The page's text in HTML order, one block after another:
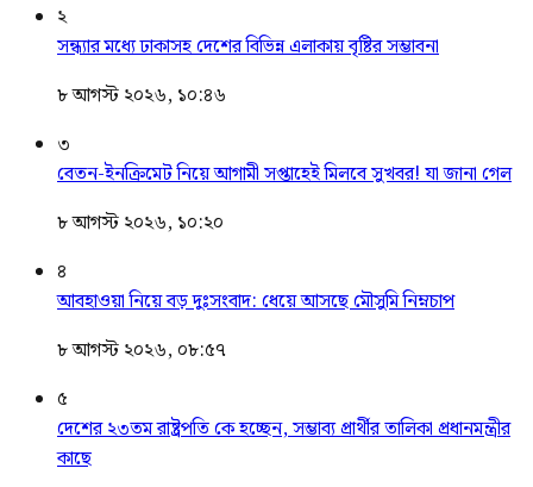
২
সন্ধ্যার মধ্যে ঢাকাসহ দেশের বিভিন্ন এলাকায় বৃষ্টির সম্ভাবনা
৮ আগস্ট ২০২৬, ১০:৪৬
৩
বেতন-ইনক্রিমেট নিয়ে আগামী সপ্তাহেই মিলবে সুখবর! যা জানা গেল
৮ আগস্ট ২০২৬, ১০:২০
৪
আবহাওয়া নিয়ে বড় দুঃসংবাদ: ধেয়ে আসছে মৌসুমি নিম্নচাপ
৮ আগস্ট ২০২৬, ০৮:৫৭
৫
দেশের ২৩তম রাষ্ট্রপতি কে হচ্ছেন, সম্ভাব্য প্রার্থীর তালিকা প্রধানমন্ত্রীর
কাছে